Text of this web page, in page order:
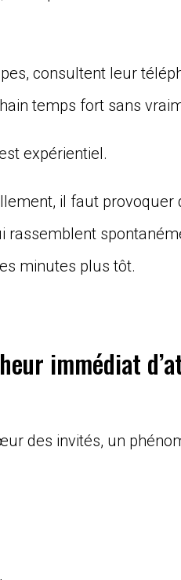
consultent leur
temps fort sans
expérientiel.
il faut provoquer
rassemblent
minutes plus tôt.
immédiat
des invités, un